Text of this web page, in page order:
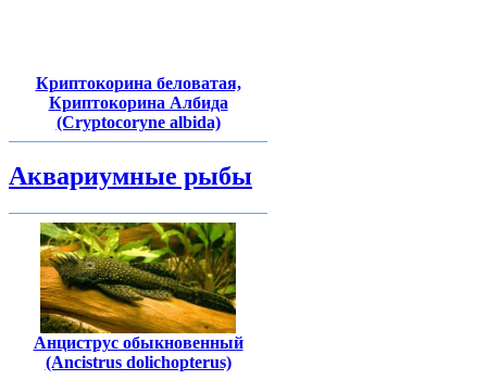
Криптокорина беловатая,
Криптокорина Албида
(Cryptocoryne albida)
Аквариумные рыбы
Анциструс обыкновенный
(Ancistrus dolichopterus)